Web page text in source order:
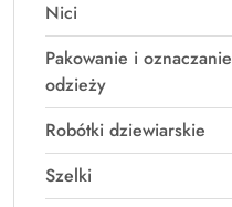
Nici
Pakowanie i oznaczanie
odzieży
Robótki dziewiarskie
Szelki